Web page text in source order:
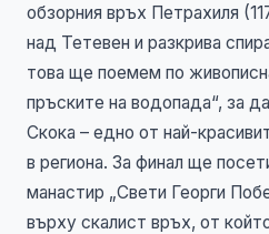
обзорния връх Петрахиля
над Тетевен и разкрива
това ще поемем по
пръските на водопада“, за
Скока – едно от най-
в региона. За финал ще
манастир „Свети Георги
върху скалист връх, от